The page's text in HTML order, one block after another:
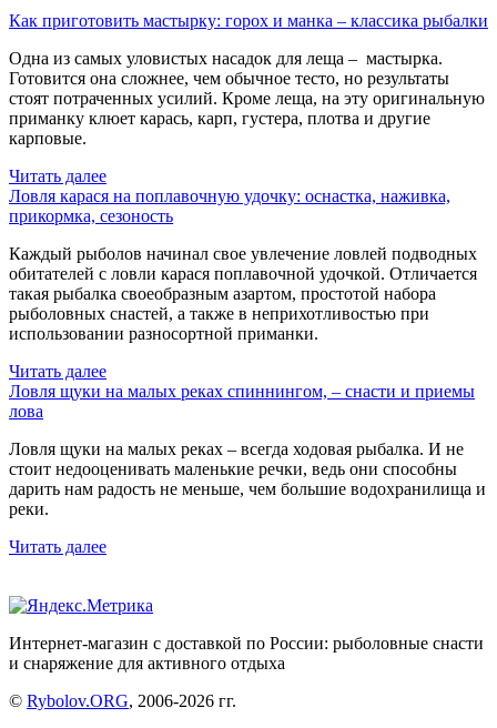
Как приготовить мастырку: горох и манка – классика рыбалки
Одна из самых уловистых насадок для леща – мастырка.
Готовится она сложнее, чем обычное тесто, но результаты
стоят потраченных усилий. Кроме леща, на эту оригинальную
приманку клюет карась, карп, густера, плотва и другие
карповые.
Читать далее
Ловля карася на поплавочную удочку: оснастка, наживка,
прикормка, сезоность
Каждый рыболов начинал свое увлечение ловлей подводных
обитателей с ловли карася поплавочной удочкой. Отличается
такая рыбалка своеобразным азартом, простотой набора
рыболовных снастей, а также в неприхотливостью при
использовании разносортной приманки.
Читать далее
Ловля щуки на малых реках спиннингом, – снасти и приемы
лова
Ловля щуки на малых реках – всегда ходовая рыбалка. И не
стоит недооценивать маленькие речки, ведь они способны
дарить нам радость не меньше, чем большие водохранилища и
реки.
Читать далее
Интернет-магазин с доставкой по России: рыболовные снасти
и снаряжение для активного отдыха
© Rybolov.ORG, 2006-2026 гг.